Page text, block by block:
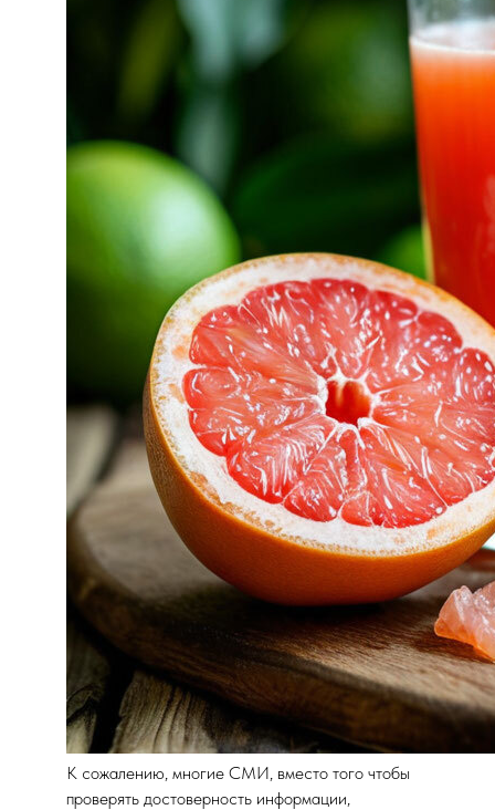
К сожалению, многие СМИ, вместо того чтобы
проверять достоверность информации,